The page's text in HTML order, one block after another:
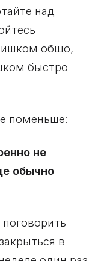
над
общо,
быстро
поменьше:
не
обычно
в